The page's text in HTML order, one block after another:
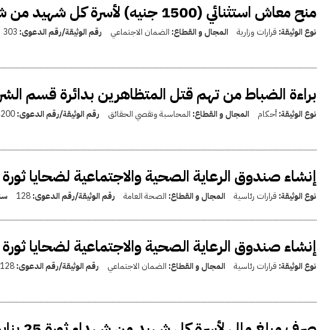
منح معاش استثنائي (1500 جنيه) لأسرة كل شهيد من شهداء الأحداث الأخيرة
نوع الوثيقة: قرارات وزارية المجال و القطاع: الضمان الاجتماعي رقم الوثيقة/رقم الدعوى: 303
براءة الضباط من تهم قتل المتظاهرين بدائرة قسم
نوع الوثيقة:أحكام المجال و القطاع: المحاسبة وتقصي الحقائق رقم الوثيقة/رقم الدعوى:
إنشاء صندوق الرعاية الصحية والاجتماعية لضحايا ثورة 25 يناير 2011 وأسرهم
نوع الوثيقة: قرارات رئاسية المجال و القطاع: الصحة العامة رقم الوثيقة/رقم الدعوى:128
إنشاء صندوق الرعاية الصحية والاجتماعية لضحايا ثورة 25 يناير 2011 وأسرهم
نوع الوثيقة: قرارات رئاسية المجال و القطاع: الضمان الاجتماعي رقم الوثيقة/رقم الدعوى:128